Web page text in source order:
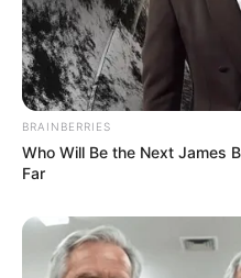
BRAINBERRIES
Who Will Be the Next James
Far